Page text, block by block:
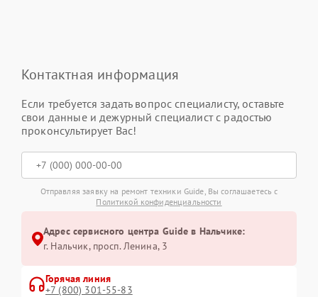
Контактная информация
Если требуется задать вопрос специалисту, оставьте
свои данные и дежурный специалист с радостью
проконсультирует Вас!
Отправляя заявку на ремонт техники Guide, Вы соглашаетесь с
Политикой конфиденциальности
Адрес сервисного центра Guide в Нальчике:
г. Нальчик, просп. Ленина, 3
Горячая линия
+7 (800) 301-55-83